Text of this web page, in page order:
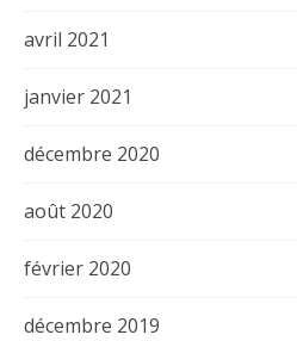
avril 2021
janvier 2021
décembre 2020
août 2020
février 2020
décembre 2019